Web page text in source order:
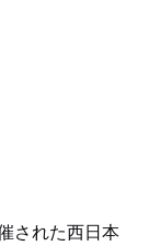
された西日本